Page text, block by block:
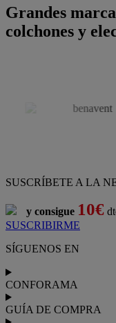
Grandes
colchones y
SUSCRÍBETE A LA
y consigue 10€
SUSCRIBIRME
SÍGUENOS EN
CONFORAMA
GUÍA DE COMPRA